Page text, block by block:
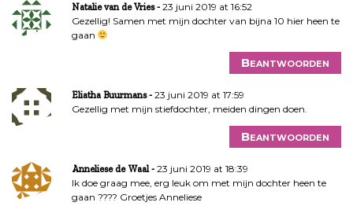
Natalie van de Vries
23 juni 2019 at 16:52
Gezellig! Samen met mijn dochter van bijna 10 hier heen te
gaan
Beantwoorden
Eliatha Buurmans
23 juni 2019 at 17:59
Gezellig met mijn stiefdochter, meiden dingen doen.
Beantwoorden
Anneliese de Waal
23 juni 2019 at 18:39
Ik doe graag mee, erg leuk om met mijn dochter heen te
gaan ???? Groetjes Anneliese